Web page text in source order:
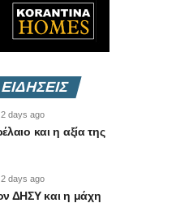
2 days ago
και η αξία της
2 days ago
ΔΗΣΥ και η μάχη